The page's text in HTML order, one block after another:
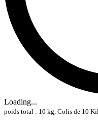
Loading...
poids total : 10 kg, Colis de 10